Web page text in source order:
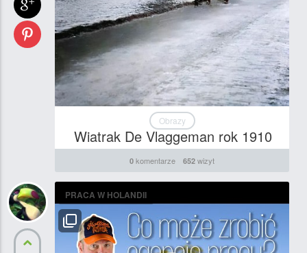
Obrazy
Wiatrak De Vlaggeman rok 1910
0 komentarze 652 wizyt
PRACA W HOLANDII